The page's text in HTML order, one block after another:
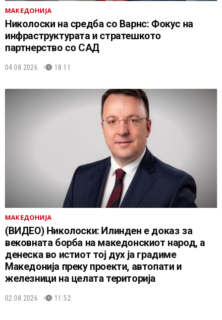
МАКЕДОНИЈА
Николоски на средба со Варнс: Фокус на
инфраструктурата и стратешкото
партнерство со САД
04.08.2026. 18:11
МАКЕДОНИЈА
(ВИДЕО) Николоски: Илинден е доказ за
вековната борба на македонскиот народ, а
денеска во истиот тој дух ја градиме
Македонија преку проекти, автопати и
железници на целата територија
02.08.2026. 11:52